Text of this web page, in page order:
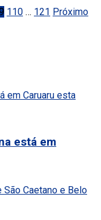
110 … 121 Próximo
está em